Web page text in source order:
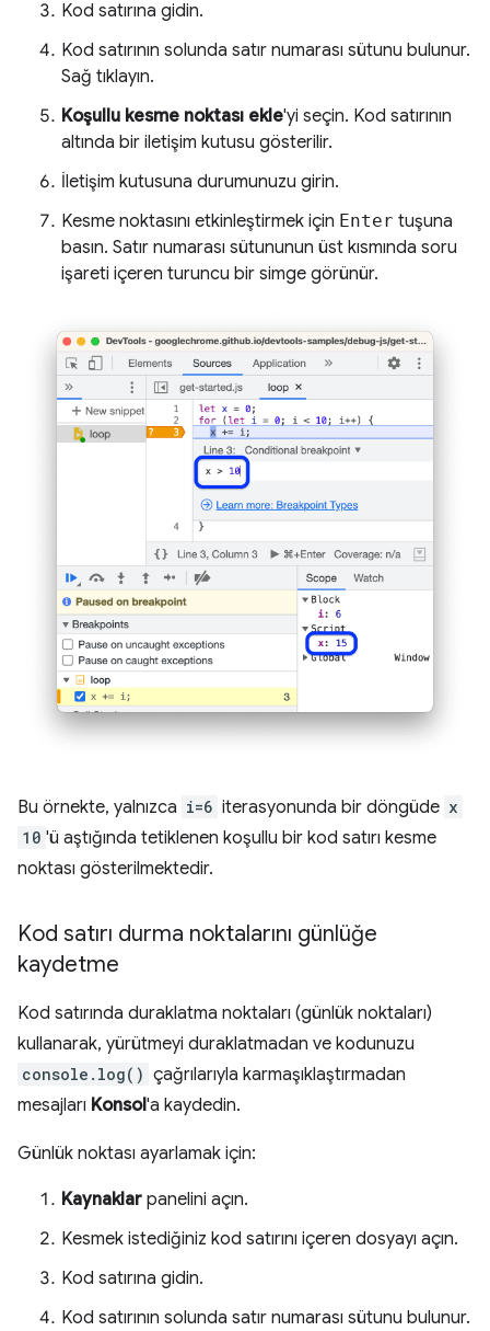
Kod satırına gidin.
Kod satırının solunda satır numarası sütunu bulunur.
Sağ tıklayın.
Koşullu kesme noktası ekle'yi seçin. Kod satırının
altında bir iletişim kutusu gösterilir.
İletişim kutusuna durumunuzu girin.
Kesme noktasını etkinleştirmek için Enter tuşuna
basın. Satır numarası sütununun üst kısmında soru
işareti içeren turuncu bir simge görünür.
Bu örnekte, yalnızca i=6 iterasyonunda bir döngüde x
10 'ü aştığında tetiklenen koşullu bir kod satırı kesme
noktası gösterilmektedir.
Kod satırı durma noktalarını günlüğe
kaydetme
Kod satırında duraklatma noktaları (günlük noktaları)
kullanarak, yürütmeyi duraklatmadan ve kodunuzu
console.log() çağrılarıyla karmaşıklaştırmadan
mesajları Konsol'a kaydedin.
Günlük noktası ayarlamak için:
Kaynaklar panelini açın.
Kesmek istediğiniz kod satırını içeren dosyayı açın.
Kod satırına gidin.
Kod satırının solunda satır numarası sütunu bulunur.